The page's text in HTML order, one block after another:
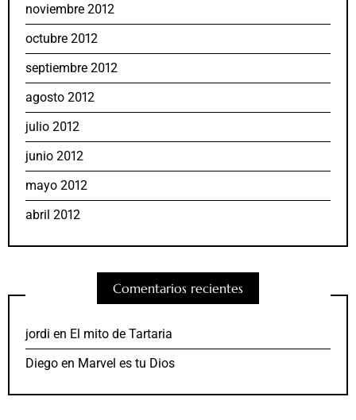
noviembre 2012
octubre 2012
septiembre 2012
agosto 2012
julio 2012
junio 2012
mayo 2012
abril 2012
Comentarios recientes
jordi en El mito de Tartaria
Diego en Marvel es tu Dios